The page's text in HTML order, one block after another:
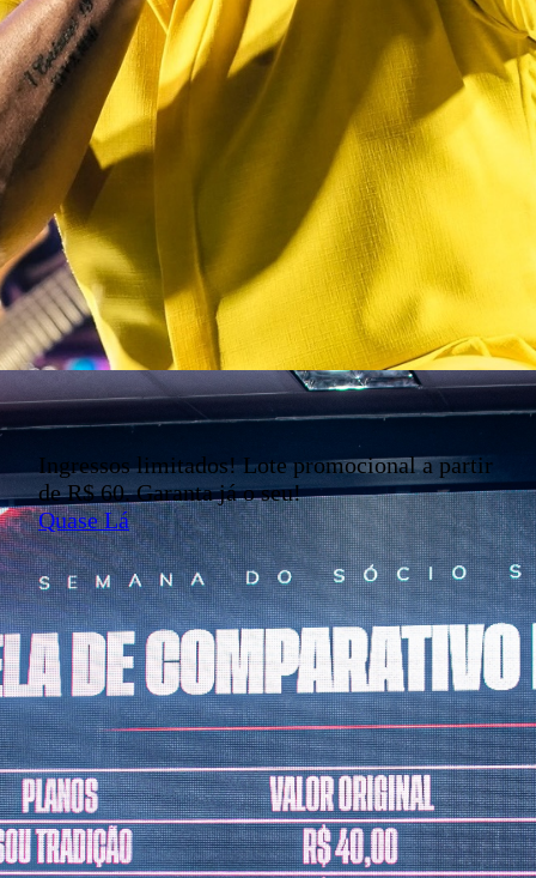
Ingressos limitados! Lote promocional a partir
de R$ 60. Garanta já o seu!
Quase Lá